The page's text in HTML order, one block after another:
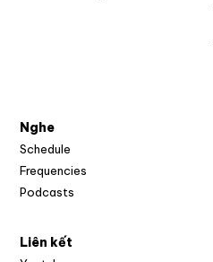
Nghe
Schedule
Frequencies
Podcasts
Liên kết